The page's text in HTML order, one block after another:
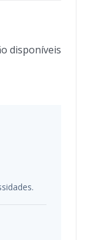
disponíveis